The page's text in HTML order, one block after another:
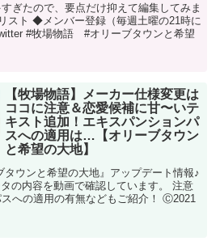
ぎたので、要点だけ抑えて編集してみま
ト ◆メンバー登録（毎週土曜の21時に
#牧場物語 #オリーブタウンと希望
【牧場物語】メーカー仕様変更は
ココに注意＆恋愛候補に甘〜いテ
キスト追加！エキスパンションパ
スへの適用は…【オリーブタウン
と希望の大地】
ウンと希望の大地』アップデート情報♪
の内容を動画で確認しています。 注意
への適用の有無などもご紹介！ Ⓒ2021